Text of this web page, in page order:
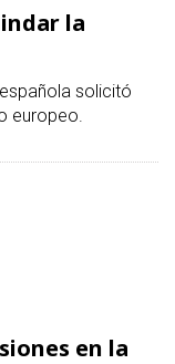
la
solicitó
europeo.
en la